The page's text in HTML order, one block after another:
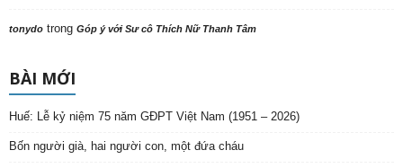
tonydo trong Góp ý với Sư cô Thích Nữ Thanh Tâm
BÀI MỚI
Huế: Lễ kỷ niệm 75 năm GĐPT Việt Nam (1951 – 2026)
Bốn người già, hai người con, một đứa cháu